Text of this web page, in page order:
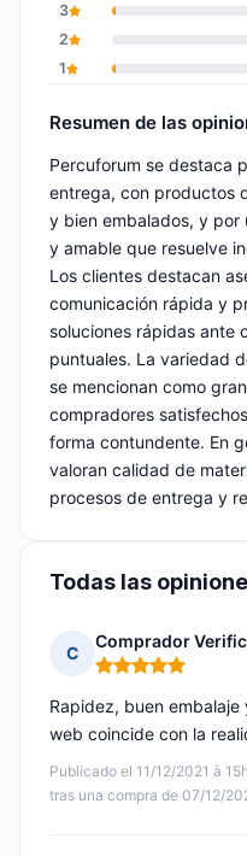
3
2
1
Resumen de las
Percuforum se destaca
entrega, con productos
y bien embalados, y por
y amable que resuelve
Los clientes destacan
comunicación rápida y
soluciones rápidas ante
puntuales. La variedad
se mencionan como
compradores
forma contundente. En
valoran calidad de
procesos de entrega y
Todas las
C
Comprador
Nota: 5 de 5
Publicado el 11/12/2021 à
tras una compra de 07/12/
Rapidez, buen
web coincide con la